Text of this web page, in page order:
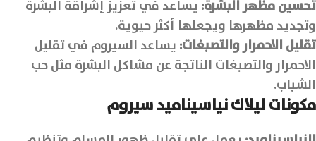
تحسين مظهر البشرة: يساعد في تعزيز إشراقة البشرة
وتجديد مظهرها ويجعلها أكثر حيوية.
تقليل الاحمرار والتصبغات: يساعد السيروم في تقليل
الاحمرار والتصبغات الناتجة عن مشاكل البشرة مثل حب
الشباب.
مكونات ليلاك نياسيناميد سيروم